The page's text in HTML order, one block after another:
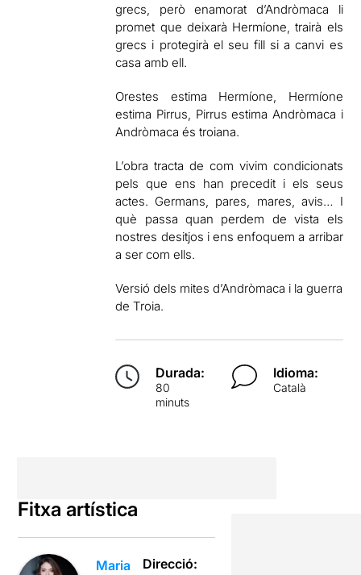
grecs, però enamorat d’Andròmaca li
promet que deixarà Hermíone, trairà els
grecs i protegirà el seu fill si a canvi es
casa amb ell.
Orestes estima Hermíone, Hermíone
estima Pirrus, Pirrus estima Andròmaca i
Andròmaca és troiana.
L’obra tracta de com vivim condicionats
pels que ens han precedit i els seus
actes. Germans, pares, mares, avis… I
què passa quan perdem de vista els
nostres desitjos i ens enfoquem a arribar
a ser com ells.
Versió dels mites d’Andròmaca i la guerra
de Troia.
Durada:
80
minuts
Idioma:
Català
Fitxa artística
Maria
Direcció: